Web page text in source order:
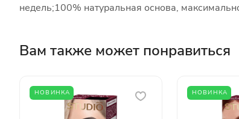
недель;100% натуральная основа,
Вам также может понравиться
НОВИНКА НОВИНКА